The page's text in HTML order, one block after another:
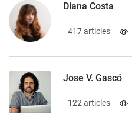
Diana Costa
417 articles
Jose V. Gascó
122 articles